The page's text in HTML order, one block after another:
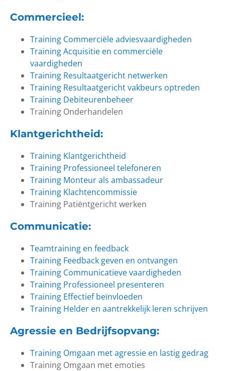
Commercieel:
Training Commerciële adviesvaardigheden
Training Acquisitie en commerciële
vaardigheden
Training Resultaatgericht netwerken
Training Resultaatgericht vakbeurs optreden
Training Debiteurenbeheer
Training Onderhandelen
Klantgerichtheid:
Training Klantgerichtheid
Training Professioneel telefoneren
Training Monteur als ambassadeur
Training Klachtencommissie
Training Patiëntgericht werken
Communicatie:
Teamtraining en feedback
Training Feedback geven en ontvangen
Training Communicatieve vaardigheden
Training Professioneel presenteren
Training Effectief beïnvloeden
Training Helder en aantrekkelijk leren schrijven
Agressie en Bedrijfsopvang:
Training Omgaan met agressie en lastig gedrag
Training Omgaan met emoties